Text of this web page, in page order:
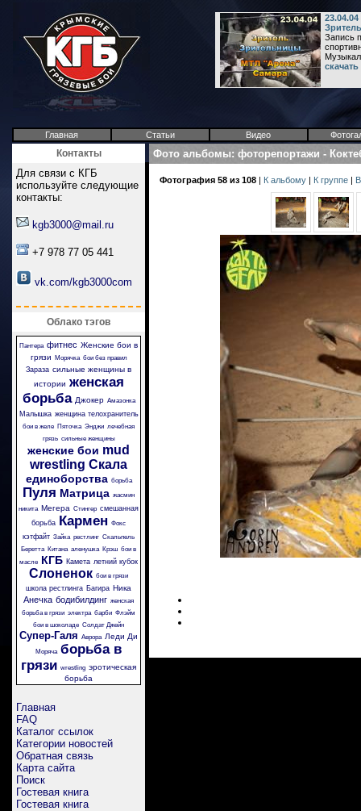
Запись
Главная Статьи Видео
Контакты
Для связи с КГБ
используйте следующие
контакты:
kgb3000@mail.ru
+7 978 77 05 441
vk.com/kgb3000com
Облако тэгов
Пантера фитнес Женские бои в
грязи
Морячка бои без правил
Зараза сильные женщины в
истории женская
борьба Джокер Амазонка
Малышка женщина телохранитель
бои в желе Пяточка Энджи лечебная
грязь сильные женщины
женские бои mud
wrestling Скала
единоборства борьба
Пуля Матрица жасмин
никита Мегера Стингер смешанная
борьба Кармен Фокс
кэтфайт Зайка рестлинг Скальпель
Беретта Китана аленушка Крэш бои в
масле КГБ Камета летний кубок
Слоненок бои в грязи
школа рестлинга Багира Ника
Анечка бодибилдинг женская
борьба в грязи электра барби Флэйм
бои в шоколаде Солдат Джейн
Супер-Галя Аврора Леди Ди
Моряча борьба в
грязи wrestling эротическая
борьба
Главная
FAQ
Каталог ссылок
Категории новостей
Обратная связь
Карта сайта
Поиск
Гостевая книга
Гостевая книга
Фото альбомы: фоторепортажи -
Фотография 58 из 108 | К альбому | К группе |